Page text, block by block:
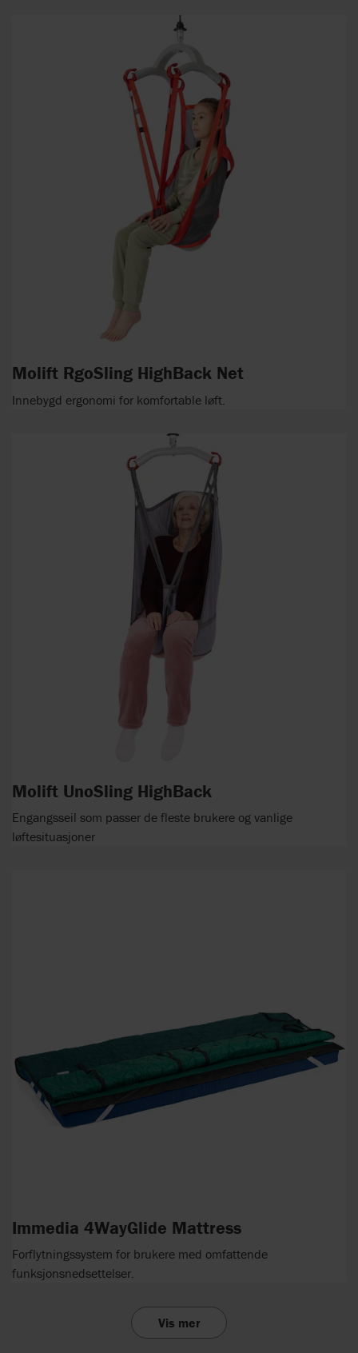
Molift RgoSling HighBack Net
Innebygd ergonomi for komfortable løft.
Molift UnoSling HighBack
Engangsseil som passer de fleste brukere og vanlige
løftesituasjoner
Immedia 4WayGlide Mattress
Forflytningssystem for brukere med omfattende
funksjonsnedsettelser.
Vis mer